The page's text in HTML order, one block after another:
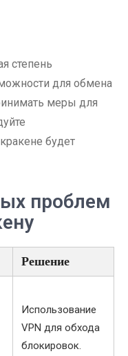
степень
для обмена
меры для
будет
проблем
Решение
Использование
VPN для обхода
блокировок.